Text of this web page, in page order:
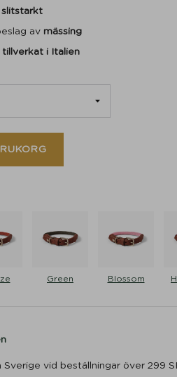
slitstarkt
av mässing
tillverkat i Italien
Green Blossom
vid beställningar över 299